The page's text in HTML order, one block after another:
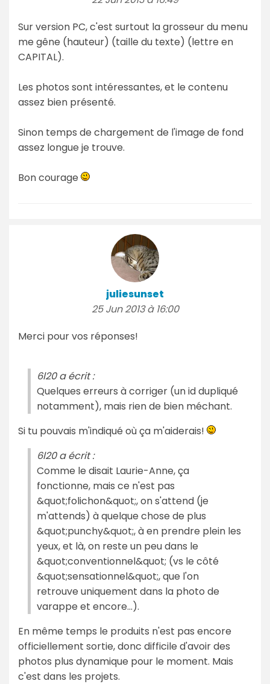
Sur version PC, c'est surtout la grosseur du menu
me gêne (hauteur) (taille du texte) (lettre en
CAPITAL).
Les photos sont intéressantes, et le contenu
assez bien présenté.
Sinon temps de chargement de l'image de fond
assez longue je trouve.
Bon courage
juliesunset
25 Jun 2013 à 16:00
Merci pour vos réponses!
6l20 a écrit :
Quelques erreurs à corriger (un id dupliqué
notamment), mais rien de bien méchant.
Si tu pouvais m'indiqué où ça m'aiderais!
6l20 a écrit :
Comme le disait Laurie-Anne, ça
fonctionne, mais ce n'est pas
&quot;folichon&quot;, on s'attend (je
m'attends) à quelque chose de plus
&quot;punchy&quot;, à en prendre plein les
yeux, et là, on reste un peu dans le
&quot;conventionnel&quot; (vs le côté
&quot;sensationnel&quot;, que l'on
retrouve uniquement dans la photo de
varappe et encore...).
En même temps le produits n'est pas encore
officiellement sortie, donc difficile d'avoir des
photos plus dynamique pour le moment. Mais
c'est dans les projets.